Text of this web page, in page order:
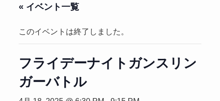
« イベント一覧
このイベントは終了しました。
フライデーナイトガンスリン
ガーバトル